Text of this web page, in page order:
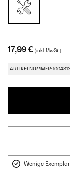
17,99 € (inkl. MwSt.)
ARTIKELNUMMER:
Wenige